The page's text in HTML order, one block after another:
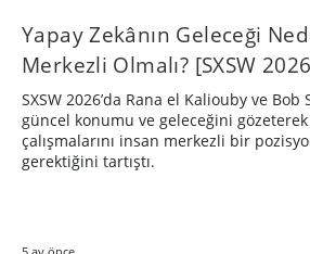
Yapay Zekânın Geleceği
Merkezli Olmalı? [SXSW
SXSW 2026’da Rana el Kaliouby ve Bob
güncel konumu ve geleceğini
çalışmalarını insan merkezli bir
gerektiğini tartıştı.